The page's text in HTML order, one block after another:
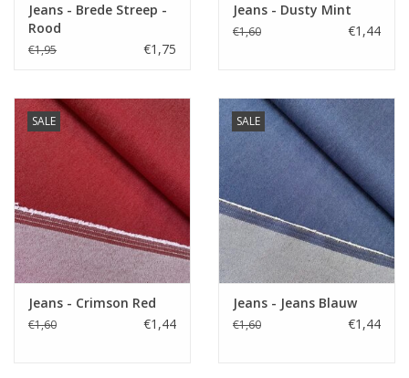
Jeans - Brede Streep -
Rood
€1,95 €1,75
Jeans - Dusty Mint
€1,60 €1,44
SALE
Jeans - Crimson Red
€1,60 €1,44
SALE
Jeans - Jeans Blauw
€1,60 €1,44